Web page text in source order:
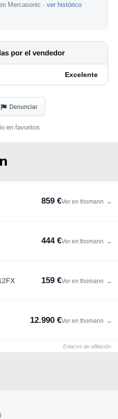
Mercasonic · ver histórico
por el vendedor
Excelente
Denunciar
en favoritos
859 €Ver en thomann →
444 €Ver en thomann →
159 €Ver en thomann →
12.990 €Ver en thomann →
Enlaces de afiliación